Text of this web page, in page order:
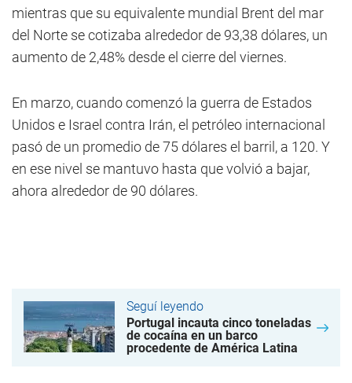
mientras que su equivalente mundial Brent del mar
del Norte se cotizaba alrededor de 93,38 dólares, un
aumento de 2,48% desde el cierre del viernes.
En marzo, cuando comenzó la guerra de Estados
Unidos e Israel contra Irán, el petróleo internacional
pasó de un promedio de 75 dólares el barril, a 120. Y
en ese nivel se mantuvo hasta que volvió a bajar,
ahora alrededor de 90 dólares.
Seguí leyendo
Portugal incauta cinco toneladas
de cocaína en un barco
procedente de América Latina